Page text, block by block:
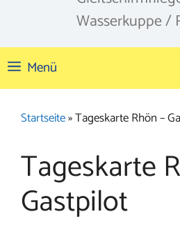
Wasserkuppe /
Menü
Startseite»Tageskarte Rhön –
Tageskarte
Gastpilot